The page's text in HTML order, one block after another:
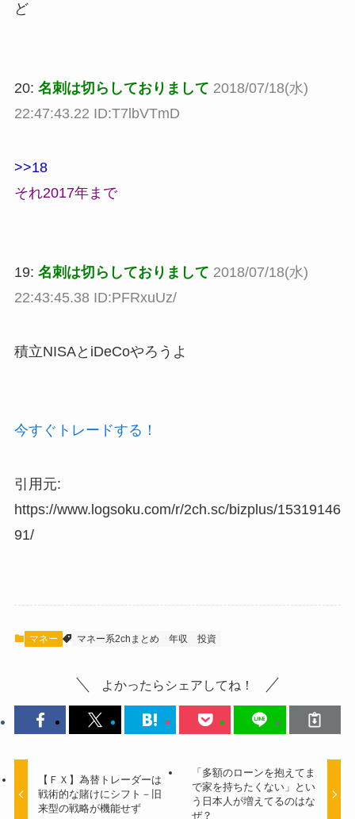
ど
20: 名刺は切らしておりまして 2018/07/18(水)
22:47:43.22 ID:T7lbVTmD
>>18
それ2017年まで
19: 名刺は切らしておりまして 2018/07/18(水)
22:43:45.38 ID:PFRxuUz/
積立NISAとiDeCoやろうよ
今すぐトレードする！
引用元:
https://www.logsoku.com/r/2ch.sc/bizplus/15319146
91/
マネー マネー系2chまとめ 年収 投資
よかったらシェアしてね！
【ＦＸ】為替トレーダーは
戦術的な賭けにシフト－旧
来型の戦略が機能せず
「多額のローンを抱えてま
で家を持ちたくない」とい
う日本人が増えてるのはな
ぜ？